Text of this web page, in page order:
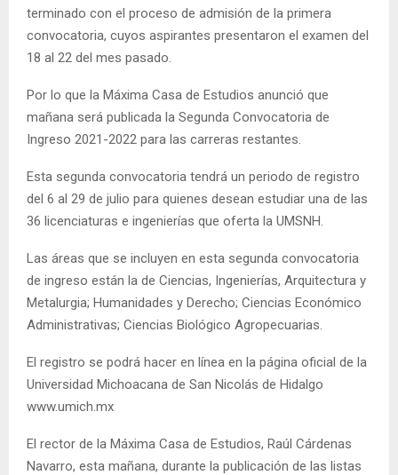
terminado con el proceso de admisión de la primera
convocatoria, cuyos aspirantes presentaron el examen del
18 al 22 del mes pasado.
Por lo que la Máxima Casa de Estudios anunció que
mañana será publicada la Segunda Convocatoria de
Ingreso 2021-2022 para las carreras restantes.
Esta segunda convocatoria tendrá un periodo de registro
del 6 al 29 de julio para quienes desean estudiar una de las
36 licenciaturas e ingenierías que oferta la UMSNH.
Las áreas que se incluyen en esta segunda convocatoria
de ingreso están la de Ciencias, Ingenierías, Arquitectura y
Metalurgia; Humanidades y Derecho; Ciencias Económico
Administrativas; Ciencias Biológico Agropecuarias.
El registro se podrá hacer en línea en la página oficial de la
Universidad Michoacana de San Nicolás de Hidalgo
www.umich.mx
El rector de la Máxima Casa de Estudios, Raúl Cárdenas
Navarro, esta mañana, durante la publicación de las listas